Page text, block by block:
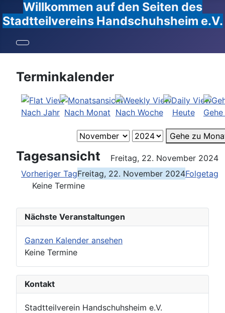
Willkommen auf den Seiten des
Stadtteilvereins Handschuhsheim e.V.
Terminkalender
Nach Jahr Nach Monat Nach Woche Heute
Gehe zu
Tagesansicht
Freitag, 22. November 2024
Vorheriger TagFreitag, 22. November 2024Folgetag
Keine Termine
Nächste Veranstaltungen
Ganzen Kalender ansehen
Keine Termine
Kontakt
Stadtteilverein Handschuhsheim e.V.